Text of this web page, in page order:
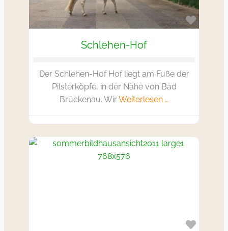
Favorit
Schlehen-Hof
Der Schlehen-Hof Hof liegt am Fuße der
Pilsterköpfe, in der Nähe von Bad
Brückenau. WirWeiterlesen …
Favorit